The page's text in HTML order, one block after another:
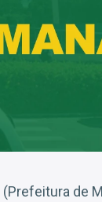
(Prefeitura de